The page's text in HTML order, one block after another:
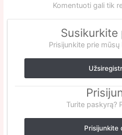
Komentuoti gali tik
Susikurkite
Prisijunkite prie
Turite paskyrą?
Prisijunkite